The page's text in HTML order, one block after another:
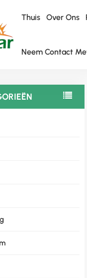
Thuis Over Ons
Neem Contact
In De Kas